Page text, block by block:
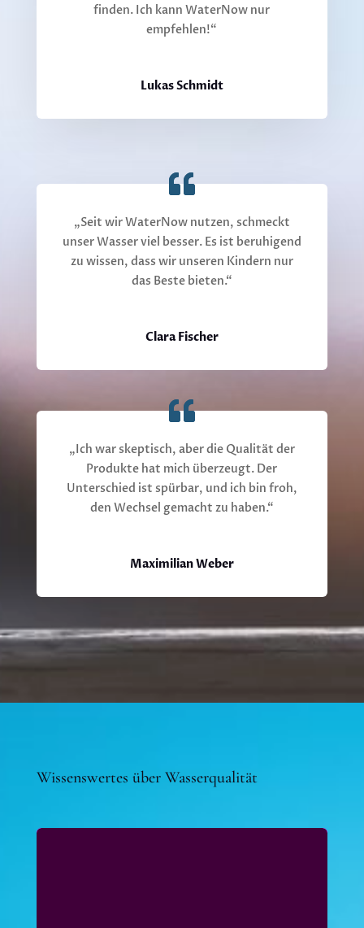
finden. Ich kann WaterNow nur
empfehlen!“
Lukas Schmidt
„Seit wir WaterNow nutzen, schmeckt
unser Wasser viel besser. Es ist beruhigend
zu wissen, dass wir unseren Kindern nur
das Beste bieten.“
Clara Fischer
„Ich war skeptisch, aber die Qualität der
Produkte hat mich überzeugt. Der
Unterschied ist spürbar, und ich bin froh,
den Wechsel gemacht zu haben.“
Maximilian Weber
Wissenswertes über Wasserqualität